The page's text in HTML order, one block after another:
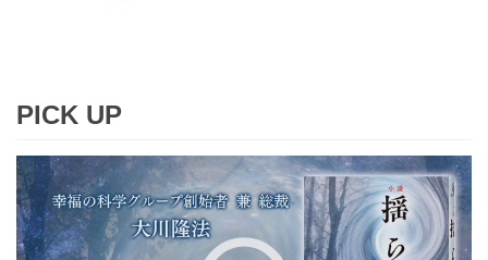
PICK UP